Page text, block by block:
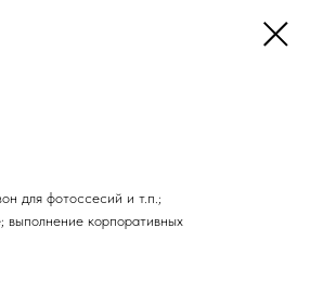
для фотоссесий и т.п.;
выполнение корпоративных